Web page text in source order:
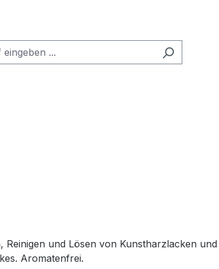
und Lösen von Kunstharzlacken und
Aromatenfrei.